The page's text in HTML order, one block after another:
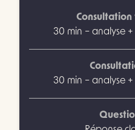
30 min – analyse
30 min – analyse